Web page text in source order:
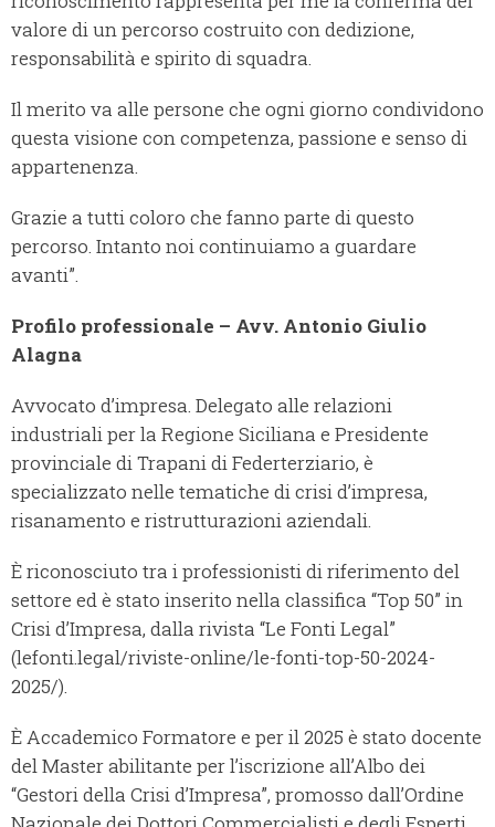
valore di un percorso costruito con dedizione,
responsabilità e spirito di squadra.
Il merito va alle persone che ogni giorno condividono
questa visione con competenza, passione e senso di
appartenenza.
Grazie a tutti coloro che fanno parte di questo
percorso. Intanto noi continuiamo a guardare
avanti”.
Profilo professionale – Avv. Antonio Giulio
Alagna
Avvocato d’impresa. Delegato alle relazioni
industriali per la Regione Siciliana e Presidente
provinciale di Trapani di Federterziario, è
specializzato nelle tematiche di crisi d’impresa,
risanamento e ristrutturazioni aziendali.
È riconosciuto tra i professionisti di riferimento del
settore ed è stato inserito nella classifica “Top 50” in
Crisi d’Impresa, dalla rivista “Le Fonti Legal”
(lefonti.legal/riviste-online/le-fonti-top-50-2024-
2025/).
È Accademico Formatore e per il 2025 è stato docente
del Master abilitante per l’iscrizione all’Albo dei
“Gestori della Crisi d’Impresa”, promosso dall’Ordine